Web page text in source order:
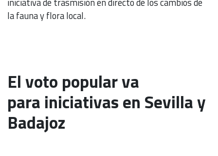
la fauna y flora local.
El voto popular va
para iniciativas en Sevilla y
Badajoz